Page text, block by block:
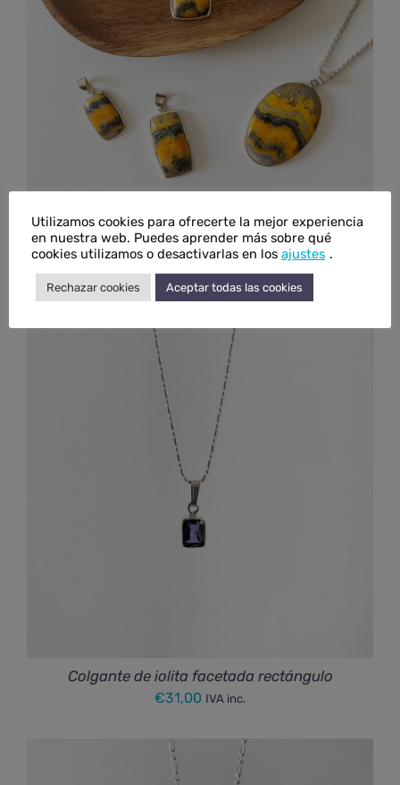
Colgante de jaspe abejorro en plata
€75,00 - €100,00Rango
de
IVA inc.
Colgante de iolita facetada rectángulo
€31,00 IVA inc.
Utilizamos cookies para ofrecerte la mejor experiencia
en nuestra web. Puedes aprender más sobre qué
cookies utilizamos o desactivarlas en los ajustes .
Rechazar cookies Aceptar todas las cookies